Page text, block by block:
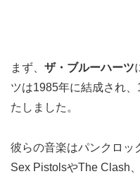
まず、 ザ・ブルーハーツ
ツは1985年に結成され
たしました。
彼らの音楽はパンクロッ
Sex PistolsやThe Clash